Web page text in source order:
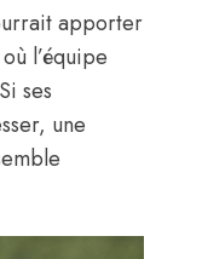
apporter
l’équipe
ses
une